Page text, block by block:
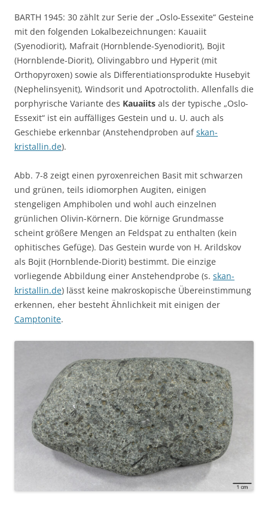
BARTH 1945: 30 zählt zur Serie der „Oslo-Essexite“ Gesteine
mit den folgenden Lokalbezeichnungen: Kauaiit
(Syenodiorit), Mafrait (Hornblende-Syenodiorit), Bojit
(Hornblende-Diorit), Olivingabbro und Hyperit (mit
Orthopyroxen) sowie als Differentiationsprodukte Husebyit
(Nephelinsyenit), Windsorit und Apotroctolith. Allenfalls die
porphyrische Variante des Kauaiits als der typische „Oslo-
Essexit“ ist ein auffälliges Gestein und u. U. auch als
Geschiebe erkennbar (Anstehendproben aufskan-
kristallin.de).
Abb. 7-8 zeigt einen pyroxenreichen Basit mit schwarzen
und grünen, teils idiomorphen Augiten, einigen
stengeligen Amphibolen und wohl auch einzelnen
grünlichen Olivin-Körnern. Die körnige Grundmasse
scheint größere Mengen an Feldspat zu enthalten (kein
ophitisches Gefüge). Das Gestein wurde von H. Arildskov
als Bojit (Hornblende-Diorit) bestimmt. Die einzige
vorliegende Abbildung einer Anstehendprobe (s. skan-
kristallin.de) lässt keine makroskopische Übereinstimmung
erkennen, eher besteht Ähnlichkeit mit einigen der
Camptonite.